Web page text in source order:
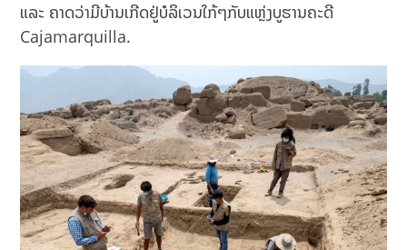
ແລະ ຄາດວ່າມີບ້ານເກີດຢູ່ບໍລິເວນໃກ້ໆກັບແຫຼ່ງບູຮານຄະດີ
Cajamarquilla.